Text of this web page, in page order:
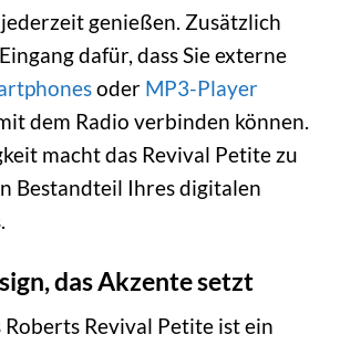
genießen. Zusätzlich
dafür, dass Sie externe
oder MP3-Player
dem Radio verbinden können.
macht das Revival Petite zu
Bestandteil Ihres digitalen
das Akzente setzt
Roberts Revival Petite ist ein